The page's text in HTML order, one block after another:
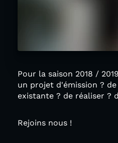
Pour la saison 2018 /
un projet d'émission ?
existante ? de réaliser ?
Rejoins nous !